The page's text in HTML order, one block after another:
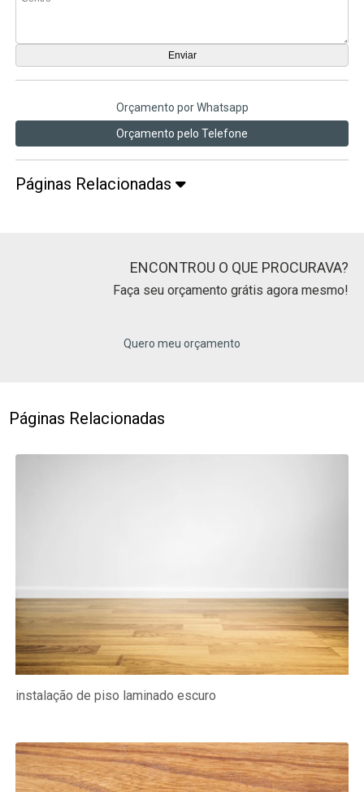
Orçamento por Whatsapp
Orçamento pelo Telefone
Páginas Relacionadas
ENCONTROU O QUE PROCURAVA?
Faça seu orçamento grátis agora mesmo!
Quero meu orçamento
Páginas Relacionadas
instalação de piso laminado escuro